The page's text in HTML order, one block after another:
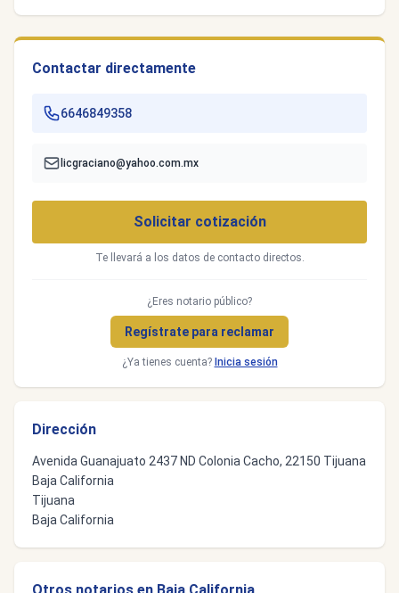
Contactar directamente
6646849358
licgraciano@yahoo.com.mx
Solicitar cotización
Te llevará a los datos de contacto directos.
¿Eres notario público?
Regístrate para reclamar
¿Ya tienes cuenta? Inicia sesión
Dirección
Avenida Guanajuato 2437 ND Colonia Cacho, 22150 Tijuana
Baja California
Tijuana
Baja California